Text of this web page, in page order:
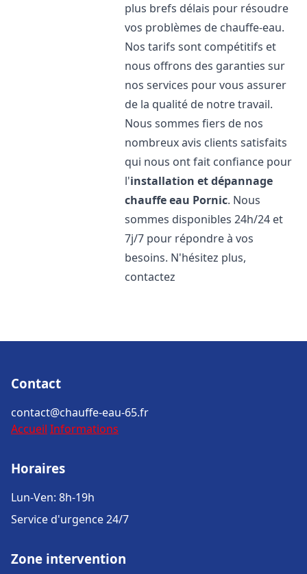
plus brefs délais pour résoudre
vos problèmes de chauffe-eau.
Nos tarifs sont compétitifs et
nous offrons des garanties sur
nos services pour vous assurer
de la qualité de notre travail.
Nous sommes fiers de nos
nombreux avis clients satisfaits
qui nous ont fait confiance pour
l'installation et dépannage
chauffe eau Pornic. Nous
sommes disponibles 24h/24 et
7j/7 pour répondre à vos
besoins. N'hésitez plus,
contactez
Contact
contact@chauffe-eau-65.fr
Accueil Informations
Horaires
Lun-Ven: 8h-19h
Service d'urgence 24/7
Zone intervention